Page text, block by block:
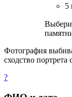
5
Фотография
сходство портрета
?